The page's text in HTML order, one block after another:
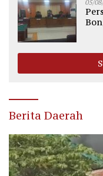
05/
Berita Daerah